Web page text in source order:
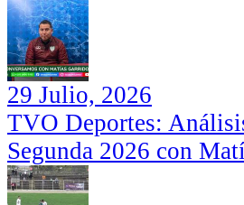
29 Julio, 2026
TVO Deportes:
Segunda 2026 con